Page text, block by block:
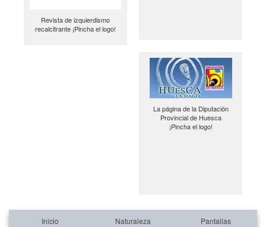
Revista de izquierdismo
recalcitrante ¡Pincha el logo!
La página de la Diputación
Provincial de Huesca
¡Pincha el logo!
Inicio Naturaleza Pantallas